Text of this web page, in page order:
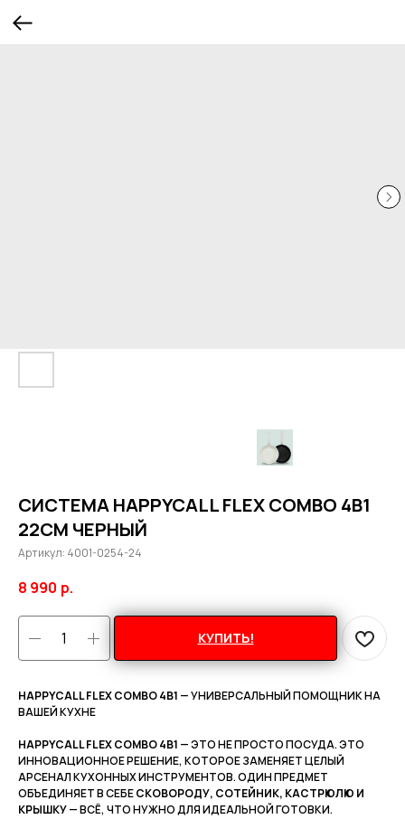
СИСТЕМА HAPPYCALL FLEX COMBO 4В1
22СМ ЧЕРНЫЙ
Артикул: 4001-0254-24
8 990 р.
КУПИТЬ!
HAPPYCALL FLEX COMBO 4В1 — УНИВЕРСАЛЬНЫЙ ПОМОЩНИК НА
ВАШЕЙ КУХНЕ
HAPPYCALL FLEX COMBO 4В1 — ЭТО НЕ ПРОСТО ПОСУДА. ЭТО
ИННОВАЦИОННОЕ РЕШЕНИЕ, КОТОРОЕ ЗАМЕНЯЕТ ЦЕЛЫЙ
АРСЕНАЛ КУХОННЫХ ИНСТРУМЕНТОВ. ОДИН ПРЕДМЕТ
ОБЪЕДИНЯЕТ В СЕБЕСКОВОРОДУ, СОТЕЙНИК, КАСТРЮЛЮ И
КРЫШКУ— ВСЁ, ЧТО НУЖНО ДЛЯ ИДЕАЛЬНОЙ ГОТОВКИ.